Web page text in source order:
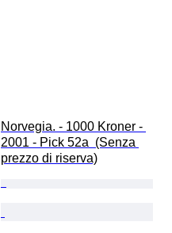
Norvegia. - 1000 Kroner -
2001 - Pick 52a  (Senza
prezzo di riserva)